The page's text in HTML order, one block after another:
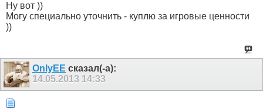
Ну вот ))
Могу специально уточнить - куплю за игровые ценности
))
OnlyEE сказал(-а):
14.05.2013 14:33